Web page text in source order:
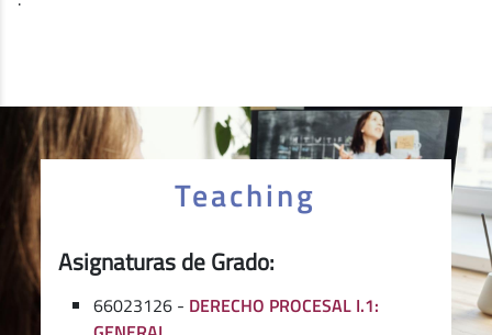
Teaching
Asignaturas de Grado:
66023126 - DERECHO PROCESAL I.1: